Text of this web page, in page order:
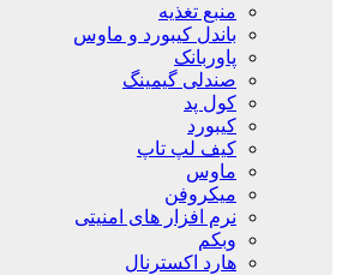
منبع تغذیه
باندل کیبورد و ماوس
پاوربانک
صندلی گیمینگ
کول پد
کیبورد
کیف لپ تاپ
ماوس
میکروفن
نرم افزار های امنیتی
وبکم
هارد اکسترنال